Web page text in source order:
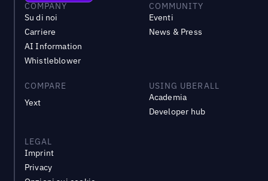
COMPANY
Su di noi
Carriere
AI Information
Whistleblower
COMMUNITY
Eventi
News & Press
COMPARE
Yext
USING UBERALL
Academia
Developer hub
LEGAL
Imprint
Privacy